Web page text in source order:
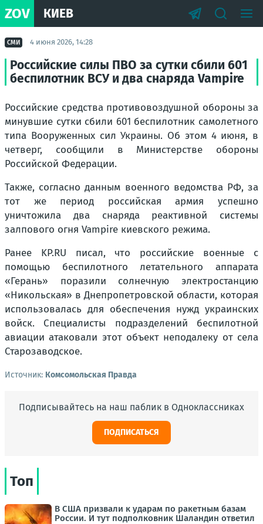
ZOV КИЕВ
СМИ 4 июня 2026, 14:28
Российские силы ПВО за сутки сбили 601
беспилотник ВСУ и два снаряда Vampire
Российские средства противовоздушной обороны за
минувшие сутки сбили 601 беспилотник самолетного
типа Вооруженных сил Украины. Об этом 4 июня, в
четверг, сообщили в Министерстве обороны
Российской Федерации.
Также, согласно данным военного ведомства РФ, за
тот же период российская армия успешно
уничтожила два снаряда реактивной системы
залпового огня Vampire киевского режима.
Ранее KP.RU писал, что российские военные с
помощью беспилотного летательного аппарата
«Герань» поразили солнечную электростанцию
«Никольская» в Днепропетровской области, которая
использовалась для обеспечения нужд украинских
войск. Специалисты подразделений беспилотной
авиации атаковали этот объект неподалеку от села
Старозаводское.
Источник: Комсомольская Правда
Подписывайтесь на наш паблик в Одноклассниках
ПОДПИСАТЬСЯ
Топ
В США призвали к ударам по ракетным базам
России. И тут подполковник Шаландин ответил